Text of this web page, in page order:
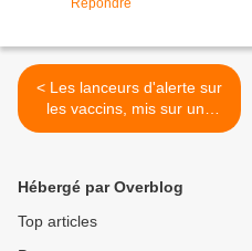
Répondre
< Les lanceurs d'alerte sur
les vaccins, mis sur une
liste noire?
Hébergé par Overblog
Top articles